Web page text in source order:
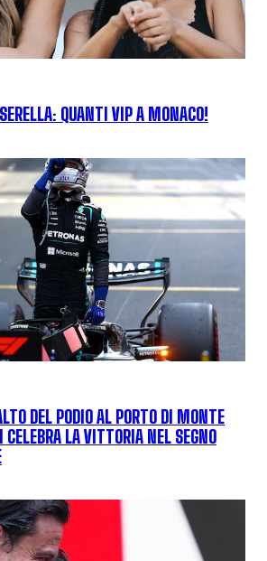
QUANTI VIP A MONACO!
DEL PODIO AL PORTO DI MONTE
LA VITTORIA NEL SEGNO